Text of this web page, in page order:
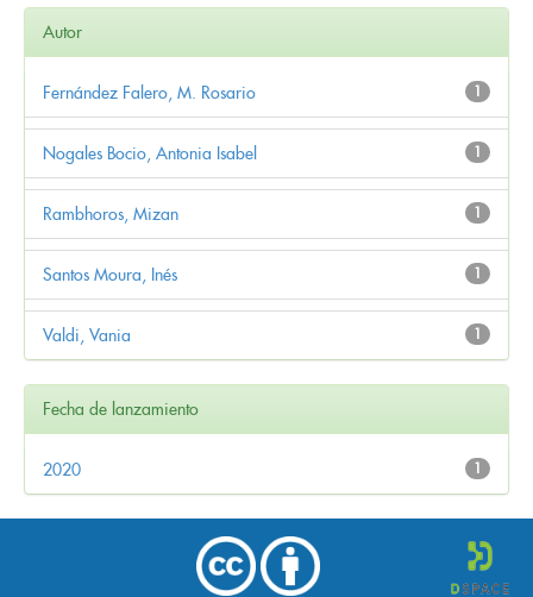
Autor
1
Fernández Falero, M. Rosario
1
Nogales Bocio, Antonia Isabel
1
Rambhoros, Mizan
1
Santos Moura, Inés
1
Valdi, Vania
Fecha de lanzamiento
1
2020